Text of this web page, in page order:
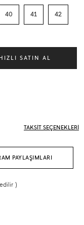
40 41 42
TAKSİT SEÇENEKLERİ
PAYLAŞIMLARI
)